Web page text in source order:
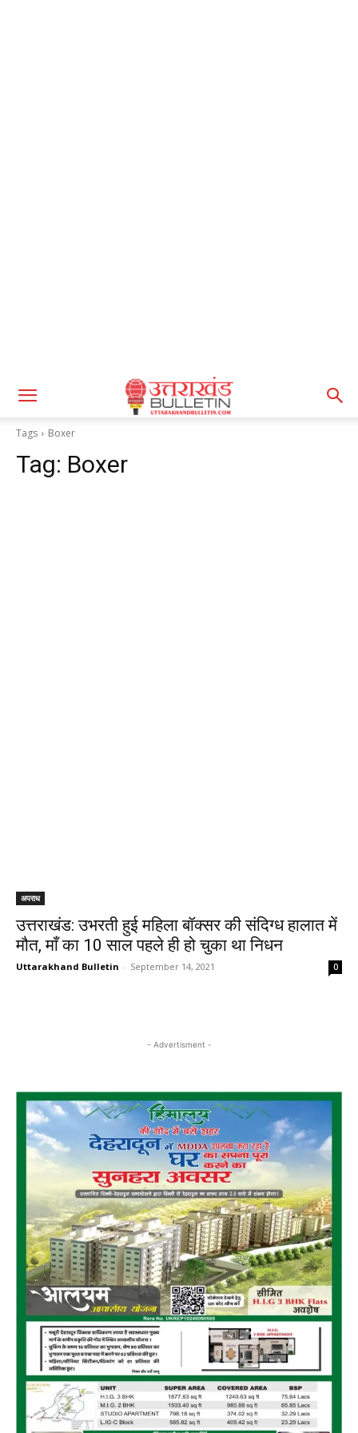
Tags Boxer
Tag: Boxer
अपराध
उत्तराखंड: उभरती हुई महिला बॉक्सर की संदिग्ध हालात में
मौत, माँ का 10 साल पहले ही हो चुका था निधन
Uttarakhand Bulletin - September 14, 2021 0
- Advertisment -